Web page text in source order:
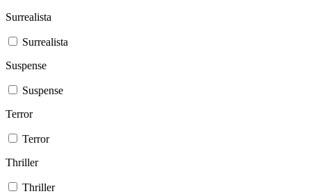
Surrealista
Surrealista
Suspense
Suspense
Terror
Terror
Thriller
Thriller